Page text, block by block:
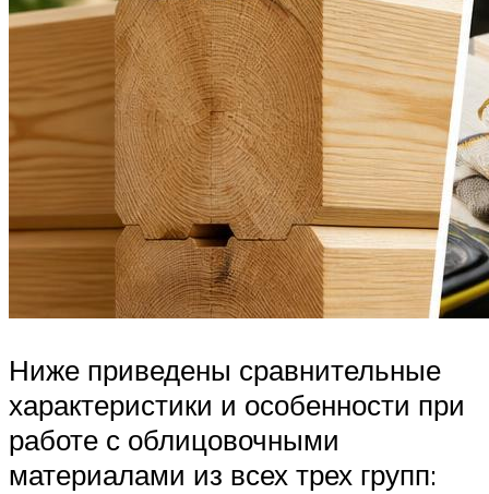
Ниже приведены сравнительные
характеристики и особенности при
работе с облицовочными
материалами из всех трех групп: